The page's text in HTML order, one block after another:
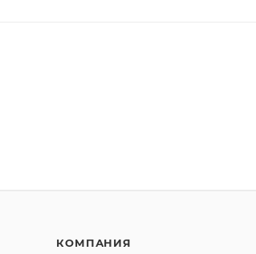
КОМПАНИЯ